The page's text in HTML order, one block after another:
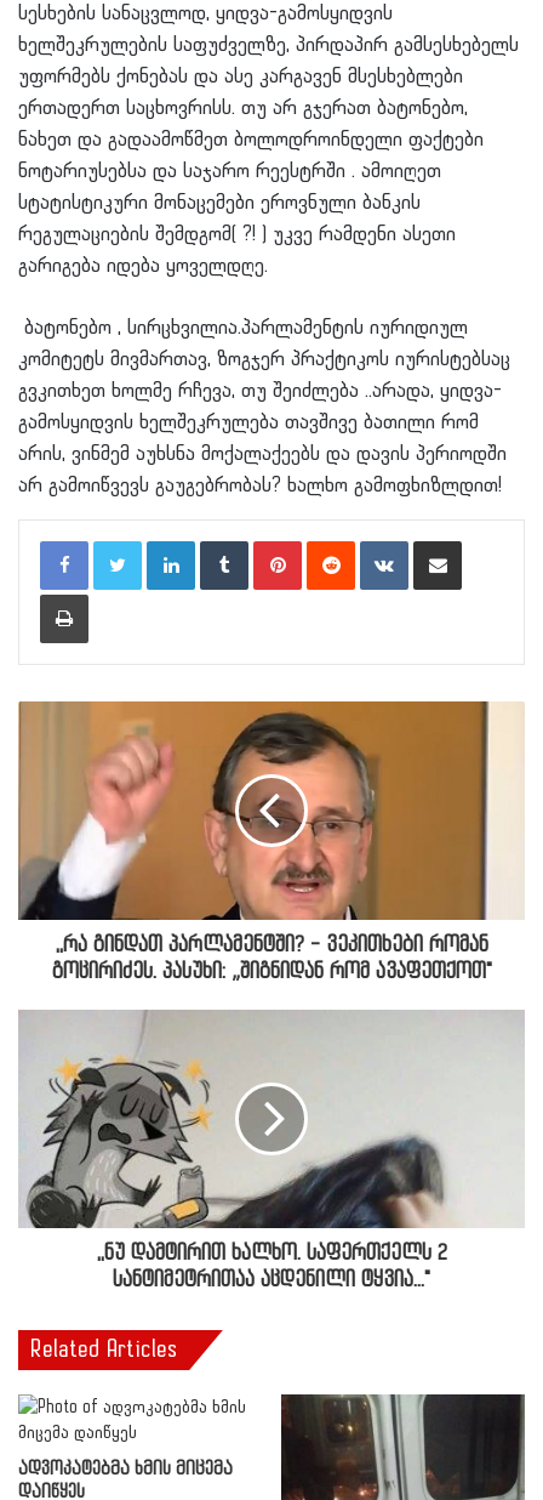
სესხების სანაცვლოდ, ყიდვა-გამოსყიდვის
ხელშეკრულების საფუძველზე, პირდაპირ გამსესხებელს
უფორმებს ქონებას და ასე კარგავენ მსესხებლები
ერთადერთ საცხოვრისს. თუ არ გჯერათ ბატონებო,
ნახეთ და გადაამოწმეთ ბოლოდროინდელი ფაქტები
ნოტარიუსებსა და საჯარო რეესტრში . ამოიღეთ
სტატისტიკური მონაცემები ეროვნული ბანკის
რეგულაციების შემდგომ( ?! ) უკვე რამდენი ასეთი
გარიგება იდება ყოველდღე.
ბატონებო , სირცხვილია.პარლამენტის იურიდიულ
კომიტეტს მივმართავ, ზოგჯერ პრაქტიკოს იურისტებსაც
გვკითხეთ ხოლმე რჩევა, თუ შეიძლება ..არადა, ყიდვა-
გამოსყიდვის ხელშეკრულება თავშივე ბათილი რომ
არის, ვინმემ აუხსნა მოქალაქეებს და დავის პერიოდში
არ გამოიწვევს გაუგებრობას? ხალხო გამოფხიზლდით!
LinkedInTumblr PinterestReddit VKontakteShare via Email
Print
,,რა გინდათ პარლამენტში? - ვეკითხები რომან
გოცირიძეს. პასუხი: „შიგნიდან რომ ავაფეთქოთ"
,,ნუ დამტირით ხალხო. საფერთქელს 2
სანტიმეტრითაა აცდენილი ტყვია..."
Related Articles
ადვოკატებმა ხმის მიცემა
დაიწყეს